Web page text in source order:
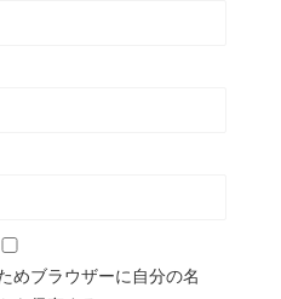
めブラウザーに自分の名